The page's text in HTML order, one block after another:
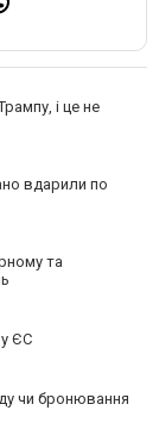
і це не
вдарили по
та
у ЄС
чи бронювання